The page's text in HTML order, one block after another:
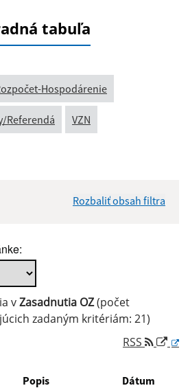
tabuľa
Hospodárenie
Referendá VZN
Rozbaliť obsah filtra
vZasadnutia OZ(počet
zadaným kritériám: 21)
RSS
Popis Dátum